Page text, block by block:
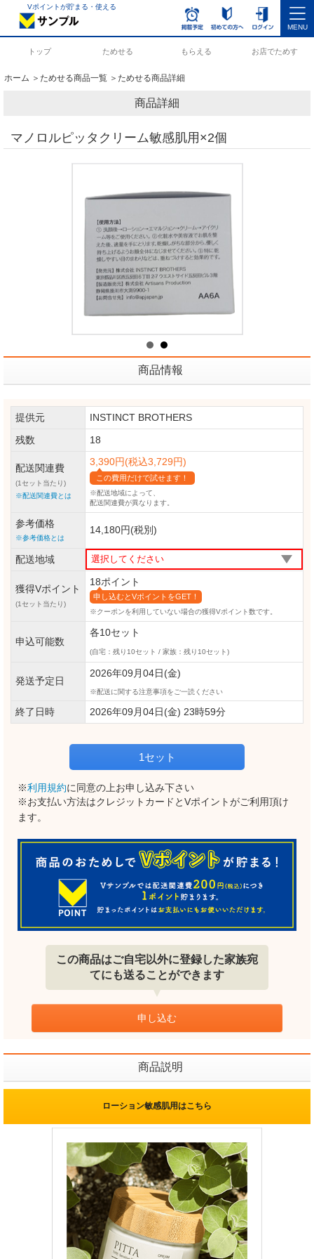
Vポイントが貯まる・使える
MENU
トップ ためせる もらえる お店でためす
ホーム ＞ためせる商品一覧 ＞ためせる商品詳細
商品詳細
マノロルピッタクリーム敏感肌用×2個
商品情報
提供元
INSTINCT BROTHERS
残数
18
配送関連費
(1セット当たり)
※配送関連費とは
3,390円(税込3,729円)
この費用だけで試せます！
※配送地域によって、
配送関連費が異なります。
参考価格
※参考価格とは
14,180円(税別)
配送地域
獲得Vポイント
(1セット当たり)
18ポイント
申し込むとVポイントをGET！
※クーポンを利用していない場合の獲得Vポイント数です。
申込可能数
各10セット
(自宅：残り10セット / 家族：残り10セット)
発送予定日
2026年09月04日(金)
配送に関する注意事項をご一読ください
終了日時 2026年09月04日(金) 23時59分
1セット
※利用規約に同意の上お申し込み下さい
※お支払い方法はクレジットカードとVポイントがご利用頂け
ます。
この商品はご自宅以外に登録した家族宛
てにも送ることができます
申し込む
商品説明
ローション敏感肌用はこちら